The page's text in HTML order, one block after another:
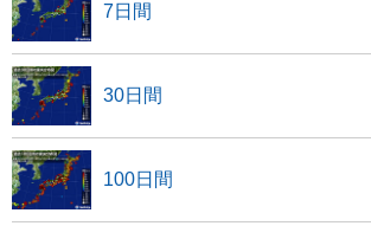
7日間
30日間
100日間